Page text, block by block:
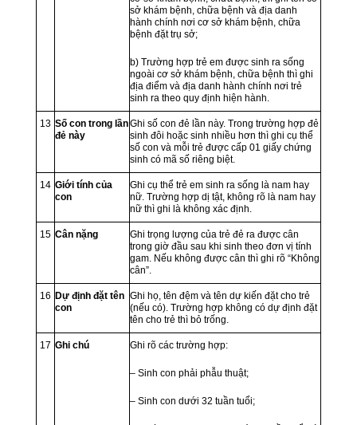
sở khám bệnh, chữa bệnh và địa danh
hành chính nơi cơ sở khám bệnh, chữa
bệnh đặt trụ sở;
b) Trường hợp trẻ em được sinh ra sống
ngoài cơ sở khám bệnh, chữa bệnh thì ghi
địa điểm và địa danh hành chính nơi trẻ
sinh ra theo quy định hiện hành.
13 Số con trong lần
đẻ này
Ghi số con đẻ lần này. Trong trường hợp đẻ
sinh đôi hoặc sinh nhiều hơn thì ghi cụ thể
số con và mỗi trẻ được cấp 01 giấy chứng
sinh có mã số riêng biệt.
14 Giới tính của
con
Ghi cụ thể trẻ em sinh ra sống là nam hay
nữ. Trường hợp dị tật, không rõ là nam hay
nữ thì ghi là không xác định.
15 Cân nặng
Ghi trọng lượng của trẻ đẻ ra được cân
trong giờ đầu sau khi sinh theo đơn vị tính
gam. Nếu không được cân thì ghi rõ “Không
cân”.
16 Dự định đặt tên
con
Ghi họ, tên đệm và tên dự kiến đặt cho trẻ
(nếu có). Trường hợp không có dự định đặt
tên cho trẻ thì bỏ trống.
17 Ghi chú Ghi rõ các trường hợp:
– Sinh con phải phẫu thuật;
– Sinh con dưới 32 tuần tuổi;